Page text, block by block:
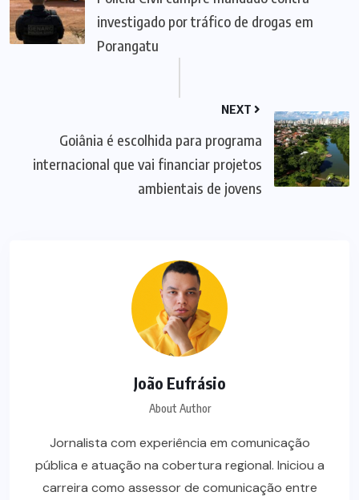
investigado por tráfico de drogas em
Porangatu
NEXT
Goiânia é escolhida para programa
internacional que vai financiar projetos
ambientais de jovens
João Eufrásio
About Author
Jornalista com experiência em comunicação
pública e atuação na cobertura regional. Iniciou a
carreira como assessor de comunicação entre